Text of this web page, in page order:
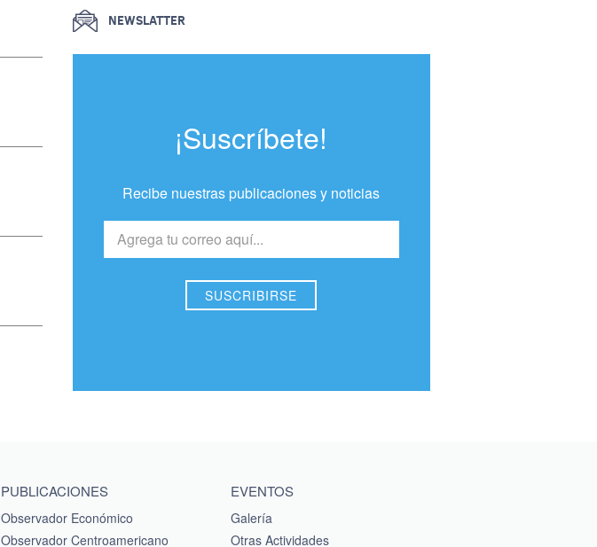
NEWSLATTER
¡Suscríbete!
Recibe nuestras publicaciones y noticias
PUBLICACIONES
Observador Económico
Observador Centroamericano
EVENTOS
Galería
Otras Actividades